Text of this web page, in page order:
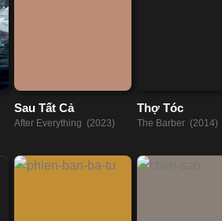
Sau Tất Cả
After Everything (2023)
Thợ Tóc
The Barber (2014)